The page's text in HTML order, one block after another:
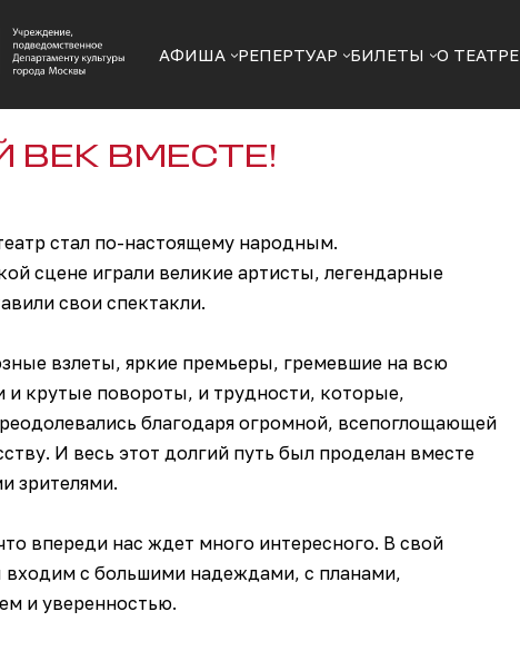
АФИША РЕПЕРТУАР БИЛЕТЫ О ТЕАТРЕ
ВЕК ВМЕСТЕ!
стал по-настоящему народным.
сцене играли великие артисты, легендарные
свои спектакли.
взлеты, яркие премьеры, гремевшие на всю
и крутые повороты, и трудности, которые,
благодаря огромной, всепоглощающей
И весь этот долгий путь был проделан вместе
зрителями.
впереди нас ждет много интересного. В свой
с большими надеждами, с планами,
и уверенностью.